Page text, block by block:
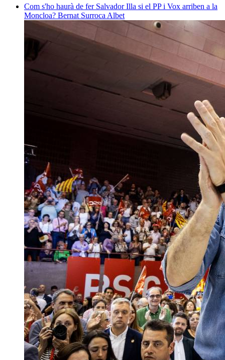
Com s'ho haurà de fer Salvador Illa si el PP i Vox arriben a la
Moncloa? Bernat Surroca Albet